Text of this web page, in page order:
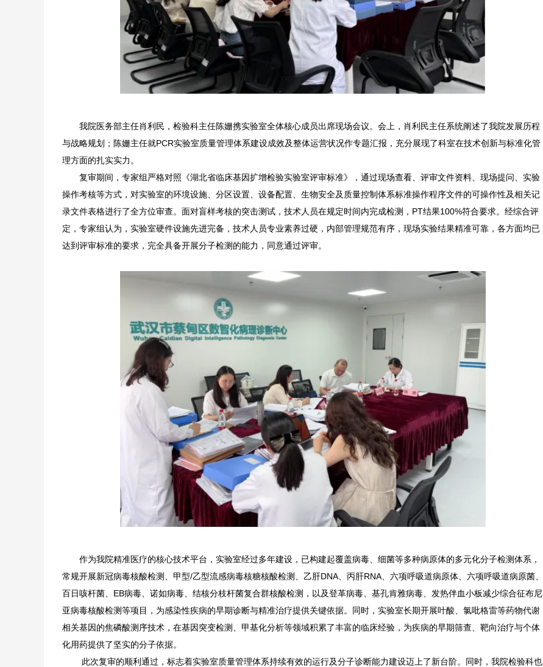
我院医务部主任肖利民，检验科主任陈姗携实验室全体核心成员出席现场会议。会上，肖利民主任系统阐述了我院发展历程
与战略规划；陈姗主任就PCR实验室质量管理体系建设成效及整体运营状况作专题汇报，充分展现了科室在技术创新与标准化管
理方面的扎实实力。
复审期间，专家组严格对照《湖北省临床基因扩增检验实验室评审标准》，通过现场查看、评审文件资料、现场提问、实验
操作考核等方式，对实验室的环境设施、分区设置、设备配置、生物安全及质量控制体系标准操作程序文件的可操作性及相关记
录文件表格进行了全方位审查。面对盲样考核的突击测试，技术人员在规定时间内完成检测，PT结果100%符合要求。经综合评
定，专家组认为，实验室硬件设施先进完备，技术人员专业素养过硬，内部管理规范有序，现场实验结果精准可靠，各方面均已
达到评审标准的要求，完全具备开展分子检测的能力，同意通过评审。
作为我院精准医疗的核心技术平台，实验室经过多年建设，已构建起覆盖病毒、细菌等多种病原体的多元化分子检测体系，
常规开展新冠病毒核酸检测、甲型/乙型流感病毒核糖核酸检测、乙肝DNA、丙肝RNA、六项呼吸道病原体、六项呼吸道病原菌、
百日咳杆菌、EB病毒、诺如病毒、结核分枝杆菌复合群核酸检测，以及登革病毒、基孔肯雅病毒、发热伴血小板减少综合征布尼
亚病毒核酸检测等项目，为感染性疾病的早期诊断与精准治疗提供关键依据。同时，实验室长期开展叶酸、氯吡格雷等药物代谢
相关基因的焦磷酸测序技术，在基因突变检测、甲基化分析等领域积累了丰富的临床经验，为疾病的早期筛查、靶向治疗与个体
化用药提供了坚实的分子依据。
此次复审的顺利通过，标志着实验室质量管理体系持续有效的运行及分子诊断能力建设迈上了新台阶。同时，我院检验科也